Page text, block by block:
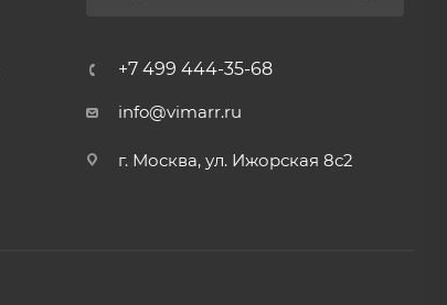
+7 499 444-35-68
info@vimarr.ru
г. Москва, ул. Ижорская 8с2